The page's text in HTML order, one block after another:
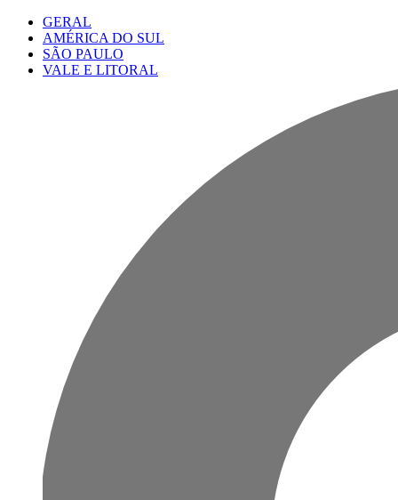
GERAL
AMÉRICA DO SUL
SÃO PAULO
VALE E LITORAL